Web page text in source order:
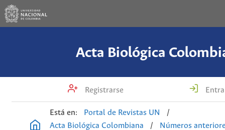
Acta Biológica
Registrarse
Está en: Portal de Revistas UN
/
Acta Biológica Colombiana
/
Números